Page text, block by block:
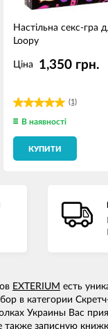
Настільна секс-гра
Loopy
(1)
Ціна 1,350 грн.
В наявності
КУПИТИ
EXTERIUM есть
в категории
Украины Вас
также записную